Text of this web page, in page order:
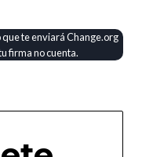
te enviará Change.org
firma no cuenta.